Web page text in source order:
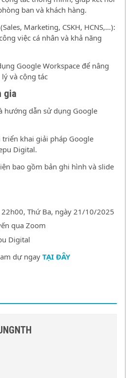
ban và khách hàng.
Marketing, CSKH, HCNS,…):
việc cá nhân và khả năng
Google Workspace để nâng
và cộng tác
gia
hướng dẫn sử dụng Google
khai giải pháp Google
Digital.
bao gồm bản ghi hình và slide
Thứ Ba, ngày 21/10/2025
qua Zoom
Digital
dự ngayTẠI ĐÂY